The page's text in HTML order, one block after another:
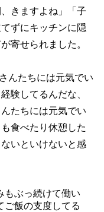
きますよね」「子
ずにキッチンに隠
寄せられました。
んたちには元気でい
験してるんだな、
たちには元気でい
食べたり休憩した
いといけないと感
もぶっ続けて働い
ご飯の支度してる